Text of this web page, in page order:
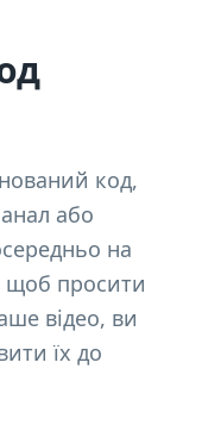
код,
або
на
щоб просити
відео, ви
їх до